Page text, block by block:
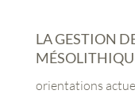
LA GESTION
orientations